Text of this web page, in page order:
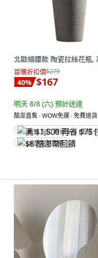
北歐縮腰款 陶瓷拉絲花瓶,
首購折扣價$279
40% $167
明天 8/8 (六) 預計送達
酷澎直售 ∙ WOW免運 ∙ 免費退貨
满 $1,500 再省 $75 (王道
$8 酷澎幣回饋